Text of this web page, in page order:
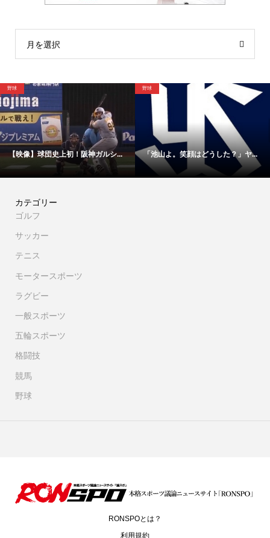
月を選択
野球
【映像】球団史上初！阪神ガルシ...
野球
「池山よ。笑顔はどうした？」ヤ...
カテゴリー
ゴルフ
サッカー
テニス
モータースポーツ
ラグビー
一般スポーツ
五輪スポーツ
格闘技
競馬
野球
RONSPOとは？
利用規約